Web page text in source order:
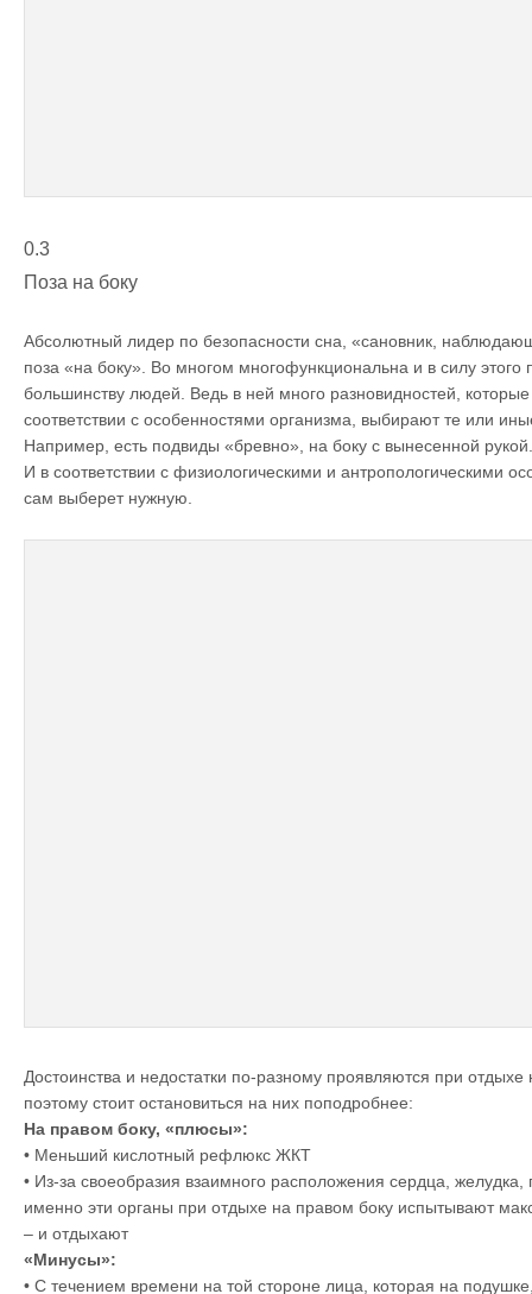
0.3
Поза на боку
Абсолютный лидер по безопасности сна, «сановник,
поза «на боку». Во многом многофункциональна и в силу
большинству людей. Ведь в ней много разновидностей, которые
соответствии с особенностями организма, выбирают те или
Например, есть подвиды «бревно», на боку с вынесенной рукой.
И в соответствии с физиологическими и антропологическими
сам выберет нужную.
Достоинства и недостатки по-разному проявляются при
поэтому стоит остановиться на них поподробнее:
На правом боку, «плюсы»:
• Меньший кислотный рефлюкс ЖКТ
• Из-за своеобразия взаимного расположения сердца,
именно эти органы при отдыхе на правом боку испытывают
– и отдыхают
«Минусы»:
• С течением времени на той стороне лица, которая на